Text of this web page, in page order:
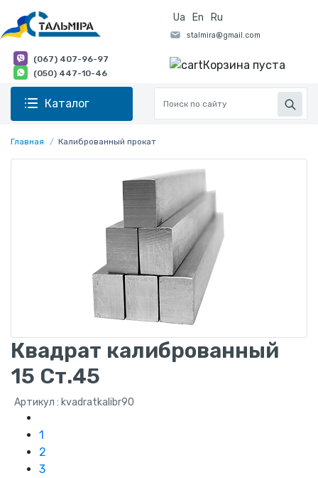
Ua En Ru
(067) 407-96-97
(050) 447-10-46
Корзина пуста
Каталог
Главная Калиброванный прокат
Квадрат калиброванный
15 Ст.45
Артикул : kvadratkalibr90
1
2
3